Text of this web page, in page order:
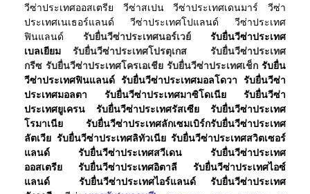
วีซ่าประเทศออสเตรีย วีซ่าสเปน วีซ่าประเทศเดนมาร์ วีซ่า
ประเทศเนเธอร์แลนด์ วีซ่าประเทศโปแลนด์ วีซ่าประเทศ
ฟินแลนด์ รับยื่นวีซ่าประเทศนอร์เวย์ รับยื่นวีซ่าประเทศ
เบลเยียม รับยื่นวีซ่าประเทศโปรตุเกส
รับยื่นวีซ่าประเทศ
กรีซ รับยื่นวีซ่าประเทศโครเอเชีย รับยื่นวีซ่าประเทศเช็ก รับยื่น
วีซ่าประเทศฟินแลนด์ รับยื่นวีซ่าประเทศมอลโดวา รับยื่นวีซ่า
ประเทศมอลตา รับยื่นวีซ่าประเทศมาซิโดเนีย
รับยื่นวีซ่า
ประเทศยูเครน รับยื่นวีซ่าประเทศรัสเซีย รับยื่นวีซ่าประเทศ
โรมาเนีย รับยื่นวีซ่าประเทศลักเซมเบิร์กรับยื่นวีซ่าประเทศ
ลัตเวีย รับยื่นวีซ่าประเทศลิทัวเนีย รับยื่นวีซ่าประเทศสวิตเซอร์
แลนด์
รับยื่นวีซ่าประเทศสวีเดน
รับยื่นวีซ่าประเทศ
ออสเตรีย รับยื่นวีซ่าประเทศอิตาลี รับยื่นวีซ่าประเทศไอซ์
แลนด์
รับยื่นวีซ่าประเทศไอร์แลนด์ รับยื่นวีซ่าประเทศ